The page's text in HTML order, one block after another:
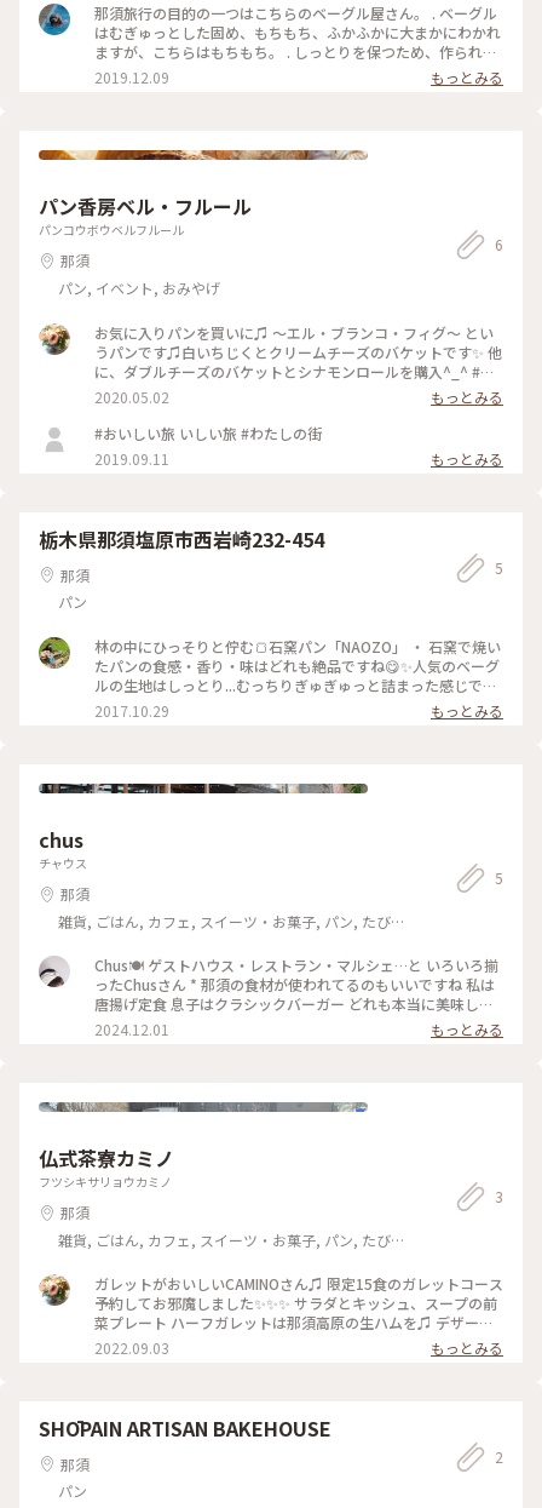
那須旅行の目的の一つはこちらのベーグル屋さん。 . ベーグル
はむぎゅっとした固め、もちもち、ふかふかに大まかにわかれ
ますが、こちらはもちもち。 . しっとりを保つため、作られて
すぐ、袋に入れて店頭に並べられています。 . . サイズが他店に
比べて小さくて上品なので最後まで適量で美味しくいただけま
. . プレーン、ブルーベリーの定番以外に、アップルシナモン、
も子供用の小さな椅子があったり、空間自体もとってもかわい
いセンスのよいお店です。 お店の方が自身で造られたそうで
す。 ベーグルはもちろん、お店の隅々までみたいお店です。 .
2019.12.09 もっとみる
パン香房ベル・フルール
パンコウボウベルフルール
那須
パン, イベント, おみやげ
6
お気に入りパンを買いに♫ 〜エル・ブランコ・フィグ〜 とい
うパンです♫白いちじくとクリームチーズのバケットです✨ 他
に、ダブルチーズのバケットとシナモンロールを購入^_^ #お
うちでことりっぷ #お気に入りパン #パン屋さん #おうち時間
を楽しもう
2020.05.02
もっとみる
#おいしい旅 いしい旅 #わたしの街
2019.09.11
もっとみる
栃木県那須塩原市西岩崎232-454
那須
パン
5
林の中にひっそりと佇む🍞石窯パン「NAOZO」 ・ 石窯で焼い
たパンの食感・香り・味はどれも絶品ですね😋✨人気のベーグ
ルの生地はしっとり...むっちりぎゅぎゅっと詰まった感じで美
味しい💓カボチャスープとの相性もバッチリでした🎃 ・ くる
みレーズンパンをお家でトーストした、焼きたての香ばしい匂
ル #カフェ #カフェ部 #ランチ #コーヒー #スープ #那須塩原 #
2017.10.29 もっとみる
chus
チャウス
那須
雑貨, ごはん, カフェ, スイーツ・お菓子, パン, たびレ
5
Chus🍽️ ゲストハウス・レストラン・マルシェ…と いろいろ揃
ったChusさん * 那須の食材が使われてるのもいいですね 私は
唐揚げ定食 息子はクラシックバーガー どれも本当に美味しく
2024.12.01 もっとみる
仏式茶寮カミノ
フツシキサリョウカミノ
那須
雑貨, ごはん, カフェ, スイーツ・お菓子, パン, たびレ
3
ガレットがおいしいCAMINOさん♫ 限定15食のガレットコース
予約してお邪魔しました✨✨✨ サラダとキッシュ、スープの前
菜プレート ハーフガレットは那須高原の生ハムを♫ デザート
付でおなかがいっぱいになります✨
2022.09.03 もっとみる
SHŌPAIN ARTISAN BAKEHOUSE
那須
パン
2